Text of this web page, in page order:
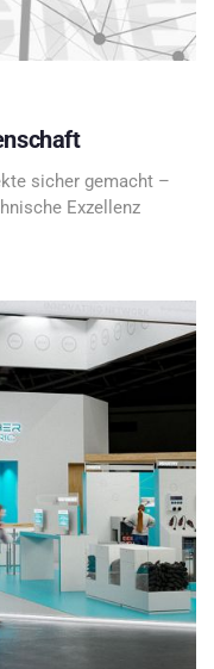
sicher gemacht –
Exzellenz